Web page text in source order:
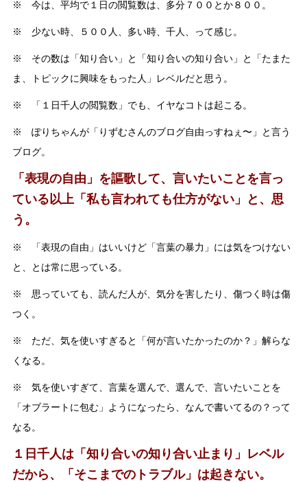
※ 今は、平均で１日の閲覧数は、多分７００とか８００。
※ 少ない時、５００人、多い時、千人、って感じ。
※ その数は「知り合い」と「知り合いの知り合い」と「たまた
ま、トピックに興味をもった人」レベルだと思う。
※ 「１日千人の閲覧数」でも、イヤなコトは起こる。
※ ぽりちゃんが「りずむさんのブログ自由っすねぇ〜」と言う
ブログ。
「表現の自由」を謳歌して、言いたいことを言っ
ている以上「私も言われても仕方がない」と、思
う。
※ 「表現の自由」はいいけど「言葉の暴力」には気をつけない
と、とは常に思っている。
※ 思っていても、読んだ人が、気分を害したり、傷つく時は傷
つく。
※ ただ、気を使いすぎると「何が言いたかったのか？」解らな
くなる。
※ 気を使いすぎて、言葉を選んで、選んで、言いたいことを
「オブラートに包む」ようになったら、なんで書いてるの？って
なる。
１日千人は「知り合いの知り合い止まり」レベル
だから、「そこまでのトラブル」は起きない。